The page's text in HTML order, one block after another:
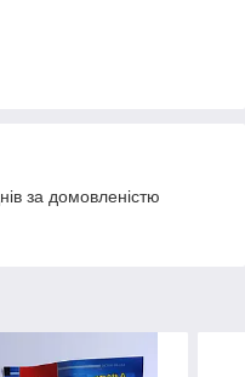
за домовленістю